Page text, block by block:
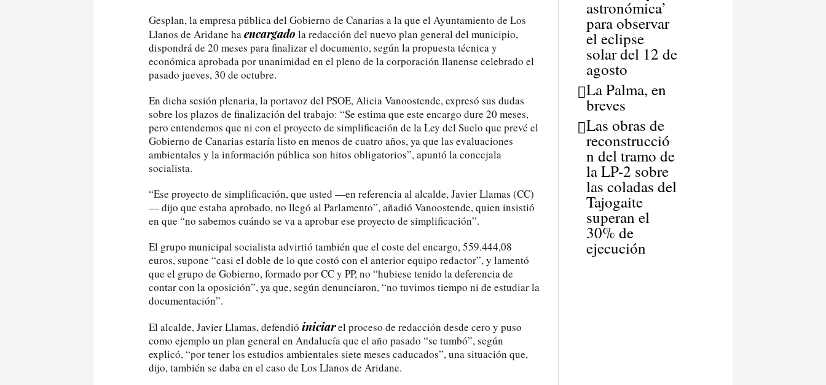
Gesplan, la empresa pública del Gobierno de Canarias a la que el Ayuntamiento de Los
Llanos de Aridane haencargado la redacción del nuevo plan general del municipio,
dispondrá de 20 meses para finalizar el documento, según la propuesta técnica y
económica aprobada por unanimidad en el pleno de la corporación llanense celebrado el
pasado jueves, 30 de octubre.
En dicha sesión plenaria, la portavoz del PSOE, Alicia Vanoostende, expresó sus dudas
sobre los plazos de finalización del trabajo: “Se estima que este encargo dure 20 meses,
pero entendemos que ni con el proyecto de simplificación de la Ley del Suelo que prevé el
Gobierno de Canarias estaría listo en menos de cuatro años, ya que las evaluaciones
ambientales y la información pública son hitos obligatorios”, apuntó la concejala
socialista.
“Ese proyecto de simplificación, que usted —en referencia al alcalde, Javier Llamas (CC)
— dijo que estaba aprobado, no llegó al Parlamento”, añadió Vanoostende, quien insistió
en que “no sabemos cuándo se va a aprobar ese proyecto de simplificación”.
El grupo municipal socialista advirtió también que el coste del encargo, 559.444,08
euros, supone “casi el doble de lo que costó con el anterior equipo redactor”, y lamentó
que el grupo de Gobierno, formado por CC y PP, no “hubiese tenido la deferencia de
contar con la oposición”, ya que, según denunciaron, “no tuvimos tiempo ni de estudiar la
documentación”.
El alcalde, Javier Llamas, defendió iniciarel proceso de redacción desde cero y puso
como ejemplo un plan general en Andalucía que el año pasado “se tumbó”, según
explicó, “por tener los estudios ambientales siete meses caducados”, una situación que,
dijo, también se daba en el caso de Los Llanos de Aridane.
astronómica’
para observar
el eclipse
solar del 12 de
agosto
La Palma, en
breves
Las obras de
reconstrucció
n del tramo de
la LP-2 sobre
las coladas del
Tajogaite
superan el
30% de
ejecución